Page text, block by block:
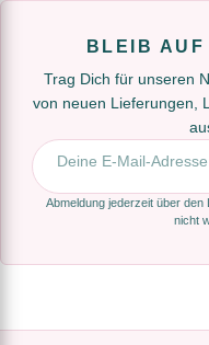
BLEIB AUF
Trag Dich für unseren
von neuen Lieferungen,
E-Mail-Adresse
Abmeldung jederzeit über den
nicht